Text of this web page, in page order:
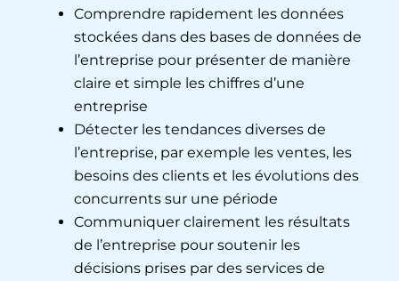
Comprendre rapidement les données
stockées dans des bases de données de
l’entreprise pour présenter de manière
claire et simple les chiffres d’une
entreprise
Détecter les tendances diverses de
l’entreprise, par exemple les ventes, les
besoins des clients et les évolutions des
concurrents sur une période
Communiquer clairement les résultats
de l’entreprise pour soutenir les
décisions prises par des services de